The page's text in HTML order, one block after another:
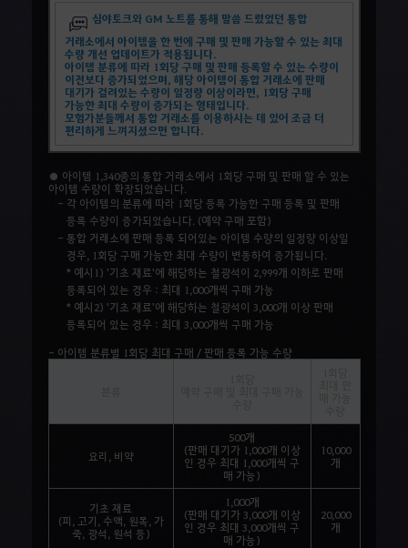
심야토크와 GM 노트를 통해 말씀 드렸었던 통합
거래소에서 아이템을 한 번에 구매 및 판매 가능할 수 있는 최대
수량 개선 업데이트가 적용됩니다.
아이템 분류에 따라 1회당 구매 및 판매 등록할 수 있는 수량이
이전보다 증가되었으며, 해당 아이템이 통합 거래소에 판매
대기가 걸려있는 수량이 일정량 이상이라면, 1회당 구매
가능한 최대 수량이 증가되는 형태입니다.
모험가분들께서 통합 거래소를 이용하시는 데 있어 조금 더
편리하게 느껴지셨으면 합니다.
● 아이템 1,340종의 통합 거래소에서 1회당 구매 및 판매 할 수 있는
아이템 수량이 확장되었습니다.
- 각 아이템의 분류에 따라 1회당 등록 가능한 구매 등록 및 판매
등록 수량이 증가되었습니다. (예약 구매 포함)
- 통합 거래소에 판매 등록 되어있는 아이템 수량의 일정량 이상일
경우, 1회당 구매 가능한 최대 수량이 변동하여 증가됩니다.
* 예시1) '기초 재료'에 해당하는 철광석이 2,999개 이하로 판매
등록되어 있는 경우 : 최대 1,000개씩 구매 가능
* 예시2) '기초 재료'에 해당하는 철광석이 3,000개 이상 판매
등록되어 있는 경우 : 최대 3,000개씩 구매 가능
- 아이템 분류별 1회당 최대 구매 / 판매 등록 가능 수량
요리, 비약
500개
(판매 대기가 1,000개 이상
인 경우 최대 1,000개씩 구
매 가능)
10,000
개
기초 재료
(피, 고기, 수액, 원목, 가
죽, 광석, 원석 등)
1,000개
(판매 대기가 3,000개 이상
인 경우 최대 3,000개씩 구
매 가능)
20,000
개